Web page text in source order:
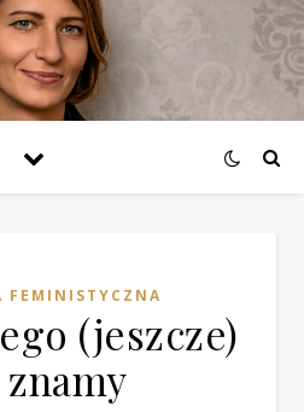
FEMINISTYCZNA
(jeszcze)